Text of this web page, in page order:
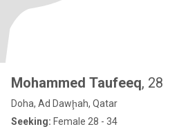
Mohammed Taufeeq, 28
Doha, Ad Dawḩah, Qatar
Seeking: Female 28 - 34